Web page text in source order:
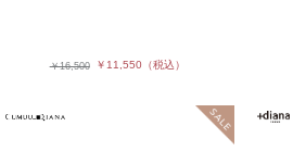
￥16,500 ￥11,550（税込）